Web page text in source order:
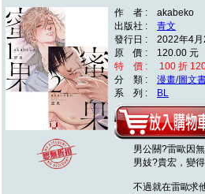
作 者 : akabeko
出版社 : 青文
發行日 : 2022年4月
原 價 : 120.00 元
特 價 : 100 折
分 類 : 漫畫/圖文
系 列 :
BL
男公關?雷歐因無
男妓?貴宏，變得
不過就在雷歐求他